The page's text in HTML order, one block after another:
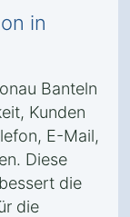
in
Banteln
Kunden
E-Mail,
Diese
die
die